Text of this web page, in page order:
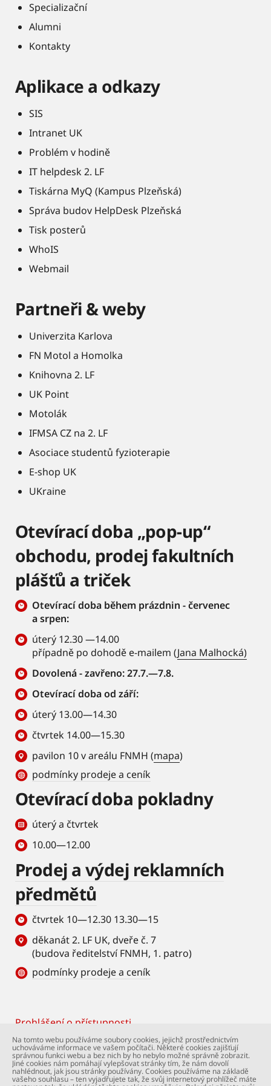
Specializační
Alumni
Kontakty
Aplikace a odkazy
SIS
Intranet UK
Problém v hodině
IT helpdesk 2. LF
Tiskárna MyQ (Kampus Plzeňská)
Správa budov HelpDesk Plzeňská
Tisk posterů
WhoIS
Webmail
Partneři & weby
Univerzita Karlova
FN Motol a Homolka
Knihovna 2. LF
UK Point
Motolák
IFMSA CZ na 2. LF
Asociace studentů fyzioterapie
E-shop UK
UKraine
Otevírací doba „pop-up“
obchodu, prodej fakultních
plášťů a triček
Otevírací doba během prázdnin - červenec
a srpen:
úterý 12.30 —14.00
případně po dohodě e-mailem (Jana Malhocká)
Dovolená - zavřeno: 27.7.—7.8.
Otevírací doba od září:
úterý 13.00—14.30
čtvrtek 14.00—15.30
pavilon 10 v areálu FNMH (mapa)
podmínky prodeje a ceník
Otevírací doba pokladny
úterý a čtvrtek
10.00—12.00
Prodej a výdej reklamních
předmětů
čtvrtek 10—12.30 13.30—15
děkanát 2. LF UK, dveře č. 7
(budova ředitelství FNMH, 1. patro)
podmínky prodeje a ceník
Footer
Prohlášení o přístupnosti
© Univerzita Karlova – 2. lékařská fakulta. Všechna
práva vyhrazena. Foto: 2. LF a Shutterstock.com.
Podpora webu:webmaster@lfmotol.cuni.cz
Na tomto webu používáme soubory cookies, jejichž prostřednictvím
uchováváme informace ve vašem počítači. Některé cookies zajišťují
správnou funkci webu a bez nich by ho nebylo možné správně zobrazit.
Jiné cookies nám pomáhají vylepšovat stránky tím, že nám dovolí
nahlédnout, jak jsou stránky používány. Cookies používáme na základě
vašeho souhlasu – ten vyjadřujete tak, že svůj internetový prohlížeč máte